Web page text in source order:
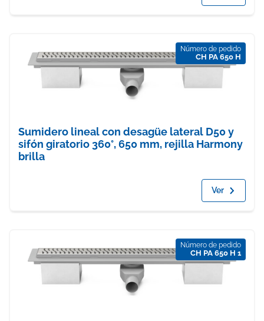
Número de pedido
CH PA 650 H
Sumidero lineal con desagüe lateral D50 y
sifón giratorio 360°, 650 mm, rejilla Harmony
brilla
Ver
Número de pedido
CH PA 650 H 1